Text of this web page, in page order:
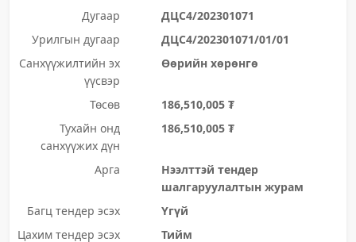
Дугаар
ДЦС4/202301071
Урилгын дугаар
ДЦС4/202301071/01/01
Санхүүжилтийн эх
үүсвэр
Өөрийн хөрөнгө
Төсөв
186,510,005 ₮
Тухайн онд
санхүүжих дүн
186,510,005 ₮
Арга
Нээлттэй тендер
шалгаруулалтын журам
Багц тендер эсэх
Үгүй
Цахим тендер эсэх
Тийм